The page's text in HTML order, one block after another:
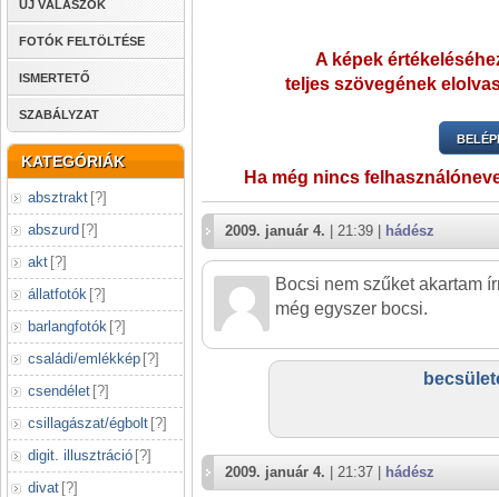
ÚJ VÁLASZOK
FOTÓK FELTÖLTÉSE
ISMERTETŐ
SZABÁLYZAT
KATEGÓRIÁK
absztrakt [?]
abszurd [?]
akt [?]
állatfotók [?]
barlangfotók [?]
családi/emlékkép [?]
csendélet [?]
csillagászat/égbolt [?]
digit. illusztráció [?]
divat [?]
A képek
teljes szövegének
Ha még nincs
2009. január 4. | 21:39 | hádész
Bocsi nem szűket akartam
még egyszer bocsi.
2009. január 4. | 21:37 | hádész